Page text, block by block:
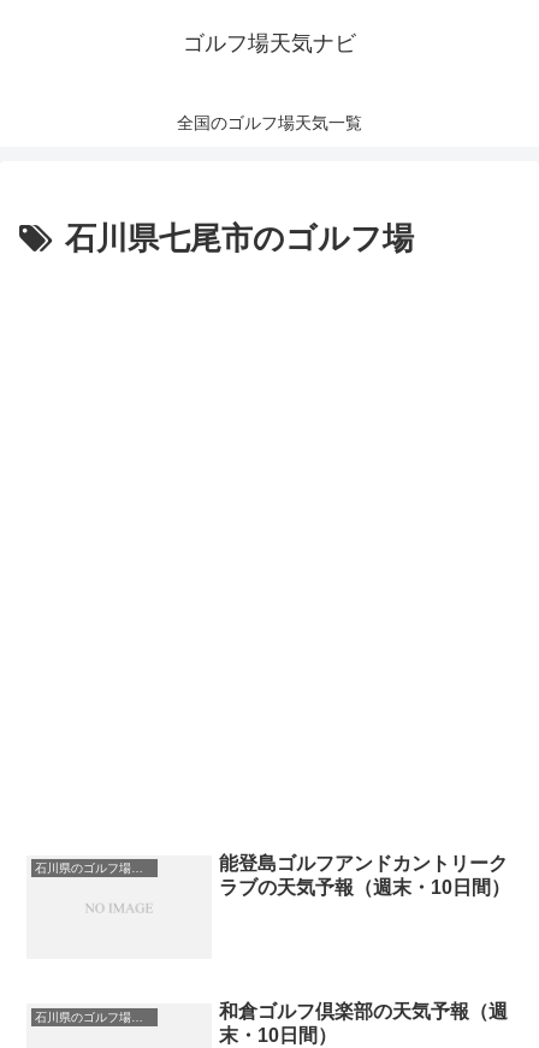
ゴルフ場天気ナビ
全国のゴルフ場天気一覧
石川県七尾市のゴルフ場
石川県のゴルフ場一覧｜距離が長い・広いゴルフ場ランキング
能登島ゴルフアンドカントリーク
ラブの天気予報（週末・10日間）
石川県のゴルフ場一覧｜距離が長い・広いゴルフ場ランキング
和倉ゴルフ倶楽部の天気予報（週
末・10日間）